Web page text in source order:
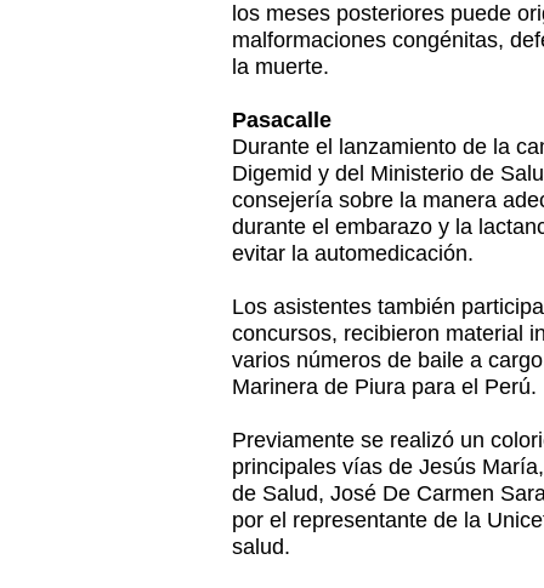
los meses posteriores puede
malformaciones congénitas,
la muerte.
Pasacalle
Durante el lanzamiento de la
Digemid y del Ministerio de
consejería sobre la manera
durante el embarazo y la
evitar la automedicación.
Los asistentes también
concursos, recibieron material
varios números de baile a
Marinera de Piura para el Perú.
Previamente se realizó un
principales vías de Jesús
de Salud, José De Carmen
por el representante de la
salud.